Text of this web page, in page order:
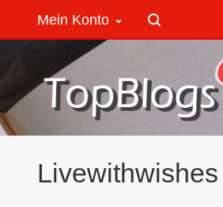
Mein Konto
Livewithwishes